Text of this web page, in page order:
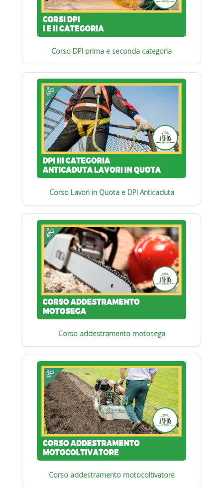
Corso DPI prima e seconda categoria
Corso Lavori in Quota e DPI Anticaduta
Corso addestramento motosega
Corso addestramento motocoltivatore